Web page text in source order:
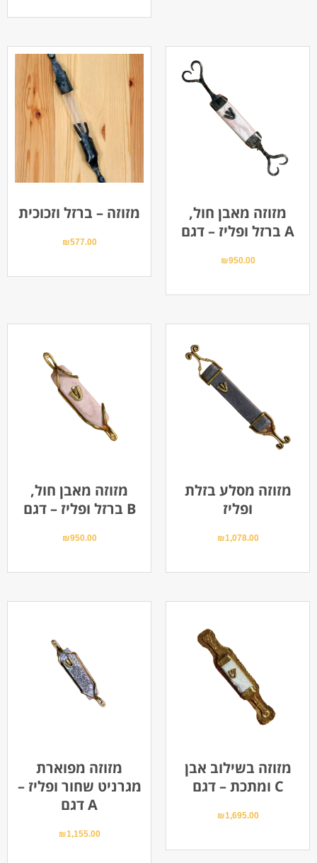
מזוזה – ברזל וזכוכית
₪577.00
מזוזה מאבן חול,
ברזל ופליז – דגם A
₪950.00
מזוזה מאבן חול,
ברזל ופליז – דגם B
₪950.00
מזוזה מסלע בזלת
ופליז
₪1,078.00
מזוזה מפוארת
מגרניט שחור ופליז –
דגם A
₪1,155.00
מזוזה בשילוב אבן
ומתכת – דגם C
₪1,695.00